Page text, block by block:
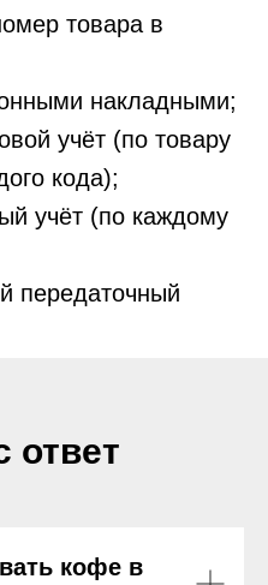
товара в
накладными;
учёт (по товару
кода);
учёт (по каждому
передаточный
ответ
кофе в